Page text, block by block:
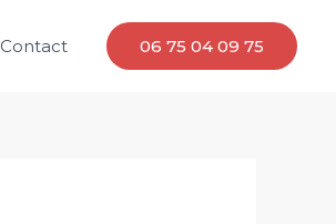
Contact 06 75 04 09 75